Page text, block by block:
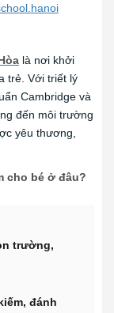
là nơi khởi
trẻ. Với triết lý
Cambridge và
đến môi trường
yêu thương,
cho bé ở đâu?
trường,
đánh